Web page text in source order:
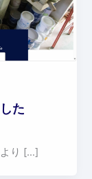
た
り […]